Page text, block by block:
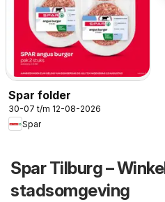
Spar folder
30-07 t/m 12-08-2026
Spar
Spar Tilburg –
stadsomgeving